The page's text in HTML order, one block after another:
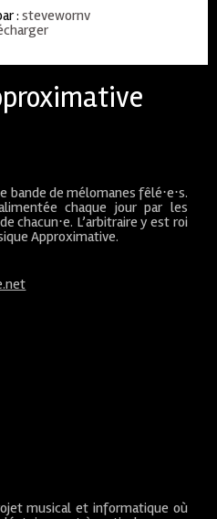
: stevewornv
bande de mélomanes fêlé⋅e⋅s.
chaque jour par les
chacun⋅e. L’arbitraire y est roi
Approximative.
musical et informatique où